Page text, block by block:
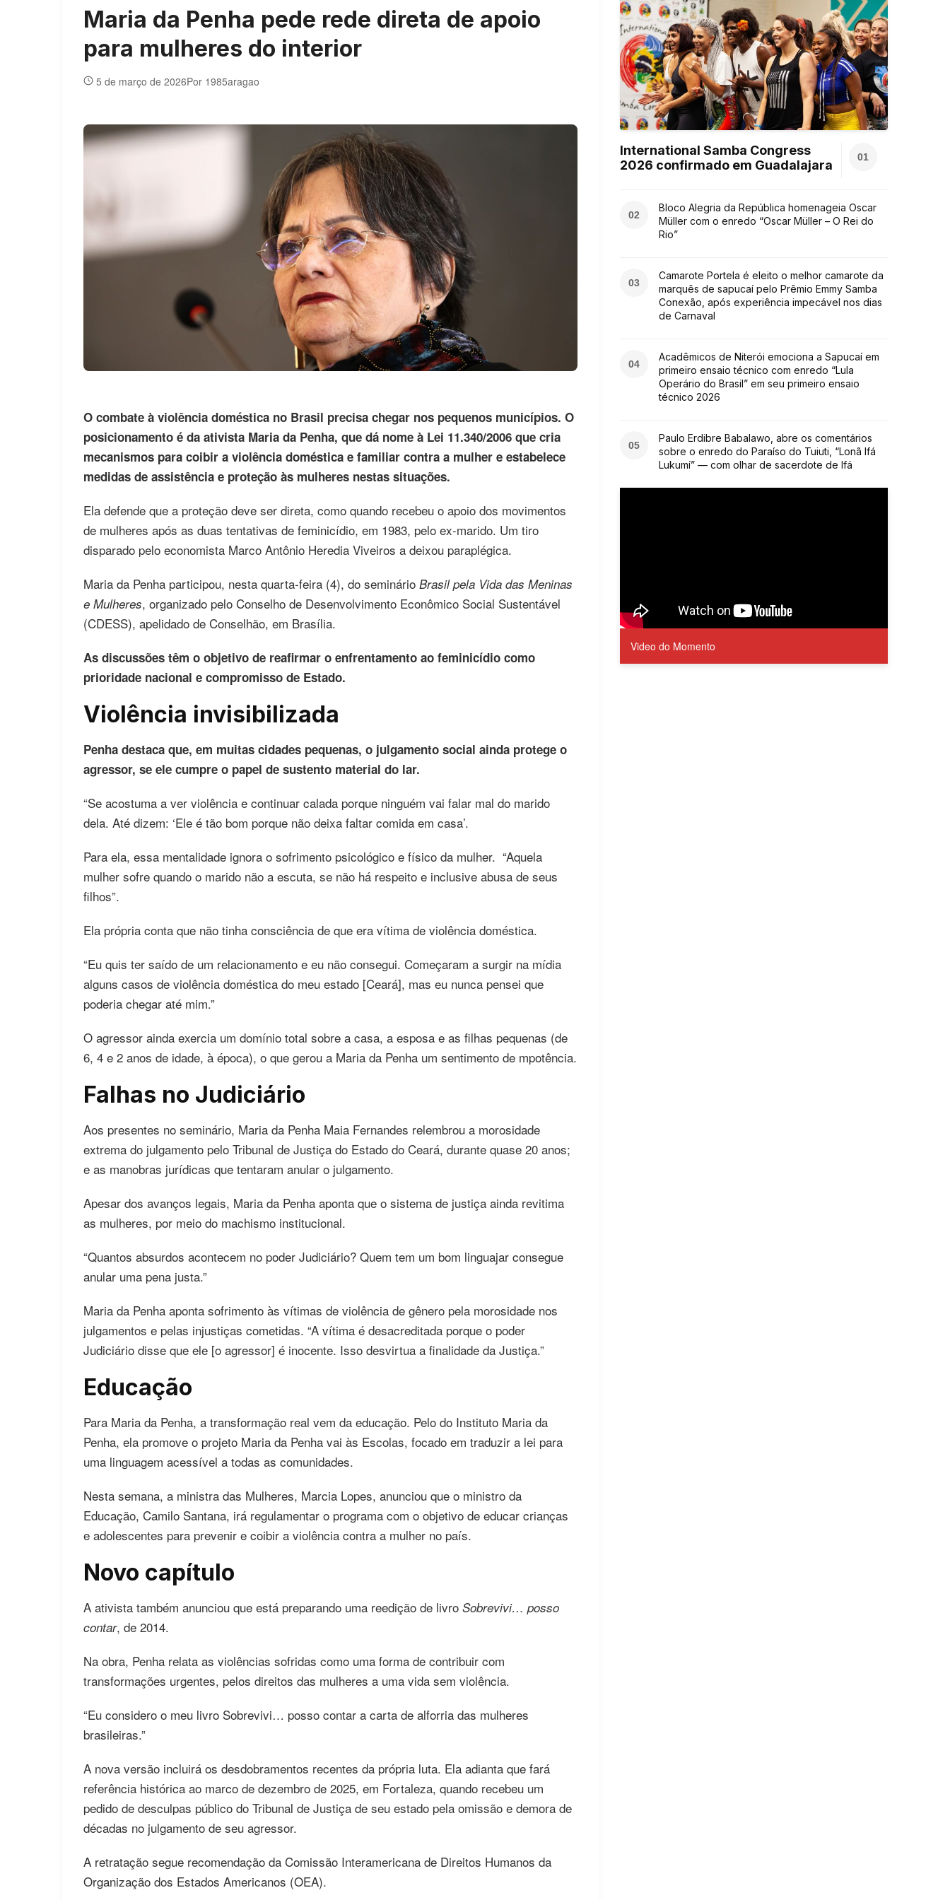
Maria da Penha pede rede direta de apoio
para mulheres do interior
5 de março de 2026Por 1985aragao
O combate à violência doméstica no Brasil precisa chegar nos pequenos municípios. O
posicionamento é da ativista Maria da Penha, que dá nome à Lei 11.340/2006 que cria
mecanismos para coibir a violência doméstica e familiar contra a mulher e estabelece
medidas de assistência e proteção às mulheres nestas situações.
Ela defende que a proteção deve ser direta, como quando recebeu o apoio dos movimentos
de mulheres após as duas tentativas de feminicídio, em 1983, pelo ex-marido. Um tiro
disparado pelo economista Marco Antônio Heredia Viveiros a deixou paraplégica.
Maria da Penha participou, nesta quarta-feira (4), do seminário Brasil pela Vida das Meninas
e Mulheres, organizado pelo Conselho de Desenvolvimento Econômico Social Sustentável
(CDESS), apelidado de Conselhão, em Brasília.
As discussões têm o objetivo de reafirmar o enfrentamento ao feminicídio como
prioridade nacional e compromisso de Estado.
Violência invisibilizada
Penha destaca que, em muitas cidades pequenas, o julgamento social ainda protege o
agressor, se ele cumpre o papel de sustento material do lar.
“Se acostuma a ver violência e continuar calada porque ninguém vai falar mal do marido
dela. Até dizem: ‘Ele é tão bom porque não deixa faltar comida em casa’.
Para ela, essa mentalidade ignora o sofrimento psicológico e físico da mulher. “Aquela
mulher sofre quando o marido não a escuta, se não há respeito e inclusive abusa de seus
filhos”.
Ela própria conta que não tinha consciência de que era vítima de violência doméstica.
“Eu quis ter saído de um relacionamento e eu não consegui. Começaram a surgir na mídia
alguns casos de violência doméstica do meu estado [Ceará], mas eu nunca pensei que
poderia chegar até mim.”
O agressor ainda exercia um domínio total sobre a casa, a esposa e as filhas pequenas (de
6, 4 e 2 anos de idade, à época), o que gerou a Maria da Penha um sentimento de mpotência.
Falhas no Judiciário
Aos presentes no seminário, Maria da Penha Maia Fernandes relembrou a morosidade
extrema do julgamento pelo Tribunal de Justiça do Estado do Ceará, durante quase 20 anos;
e as manobras jurídicas que tentaram anular o julgamento.
Apesar dos avanços legais, Maria da Penha aponta que o sistema de justiça ainda revitima
as mulheres, por meio do machismo institucional.
“Quantos absurdos acontecem no poder Judiciário? Quem tem um bom linguajar consegue
anular uma pena justa.”
Maria da Penha aponta sofrimento às vítimas de violência de gênero pela morosidade nos
julgamentos e pelas injustiças cometidas. “A vítima é desacreditada porque o poder
Judiciário disse que ele [o agressor] é inocente. Isso desvirtua a finalidade da Justiça.”
Educação
Para Maria da Penha, a transformação real vem da educação. Pelo do Instituto Maria da
Penha, ela promove o projeto Maria da Penha vai às Escolas, focado em traduzir a lei para
uma linguagem acessível a todas as comunidades.
Nesta semana, a ministra das Mulheres, Marcia Lopes, anunciou que o ministro da
Educação, Camilo Santana, irá regulamentar o programa com o objetivo de educar crianças
e adolescentes para prevenir e coibir a violência contra a mulher no país.
Novo capítulo
A ativista também anunciou que está preparando uma reedição de livro Sobrevivi… posso
contar, de 2014.
Na obra, Penha relata as violências sofridas como uma forma de contribuir com
transformações urgentes, pelos direitos das mulheres a uma vida sem violência.
“Eu considero o meu livro Sobrevivi… posso contar a carta de alforria das mulheres
brasileiras.”
A nova versão incluirá os desdobramentos recentes da própria luta. Ela adianta que fará
referência histórica ao marco de dezembro de 2025, em Fortaleza, quando recebeu um
pedido de desculpas público do Tribunal de Justiça de seu estado pela omissão e demora de
décadas no julgamento de seu agressor.
A retratação segue recomendação da Comissão Interamericana de Direitos Humanos da
Organização dos Estados Americanos (OEA).
International Samba Congress
2026 confirmado em Guadalajara
01
02
Bloco Alegria da República homenageia Oscar
Müller com o enredo “Oscar Müller – O Rei do
Rio”
03
Camarote Portela é eleito o melhor camarote da
marquês de sapucaí pelo Prêmio Emmy Samba
Conexão, após experiência impecável nos dias
de Carnaval
04
Acadêmicos de Niterói emociona a Sapucaí em
primeiro ensaio técnico com enredo “Lula
Operário do Brasil” em seu primeiro ensaio
técnico 2026
05
Paulo Erdibre Babalawo, abre os comentários
sobre o enredo do Paraíso do Tuiuti, “Lonã Ifá
Lukumí” — com olhar de sacerdote de Ifá
Video do Momento